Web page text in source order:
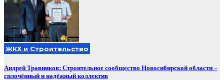
ЖКХ и Строительство
Андрей Травников: Строительное сообщество Новосибирской области –
сплочённый и надёжный коллектив